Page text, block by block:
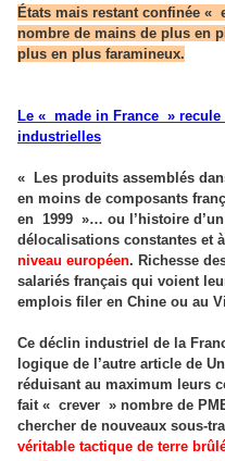
États mais restant confinée «
nombre de mains de plus en
plus en plus faramineux.
Le « made in France »
industrielles
« Les produits assemblés
en moins de composants
en 1999 »… ou l’histoire
délocalisations constantes et à
niveau européen. Richesse
salariés français qui voient
emplois filer en Chine ou au
Ce déclin industriel de la
logique de l’autre article de
réduisant au maximum leurs
fait « crever » nombre de
chercher de nouveaux sous-
véritable tactique de terre